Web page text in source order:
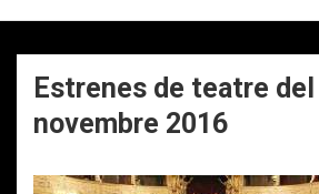
Estrenes de teatre del
novembre 2016